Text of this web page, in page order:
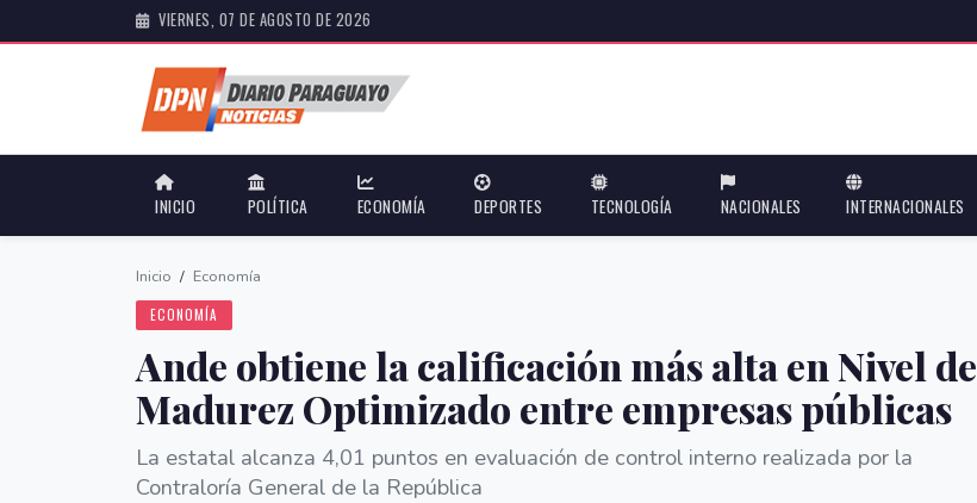
VIERNES, 07 DE AGOSTO DE 2026
INICIO POLÍTICA ECONOMÍA DEPORTES TECNOLOGÍA NACIONALES INTERNACIONALES
Inicio / Economía
ECONOMÍA
Ande obtiene la calificación más alta en Nivel de
Madurez Optimizado entre empresas públicas
La estatal alcanza 4,01 puntos en evaluación de control interno realizada por la
Contraloría General de la República